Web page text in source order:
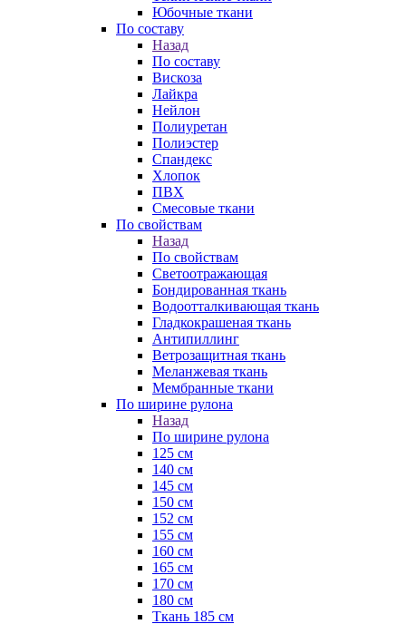
Юбочные ткани
По составу
Назад
По составу
Вискоза
Лайкра
Нейлон
Полиуретан
Полиэстер
Спандекс
Хлопок
ПВХ
Смесовые ткани
По свойствам
Назад
По свойствам
Светоотражающая
Бондированная ткань
Водоотталкивающая ткань
Гладкокрашеная ткань
Антипиллинг
Ветрозащитная ткань
Меланжевая ткань
Мембранные ткани
По ширине рулона
Назад
По ширине рулона
125 см
140 см
145 см
150 см
152 см
155 см
160 см
165 см
170 см
180 см
Ткань 185 см